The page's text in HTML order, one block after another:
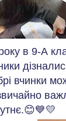
в 9-А
вчинки